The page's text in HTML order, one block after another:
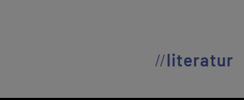
literatur